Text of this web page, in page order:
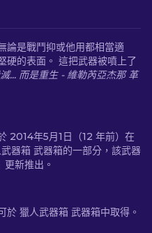
論是戰鬥抑或他用都相當適
硬的表面。 這把武器被噴上了
... 而是重生 - 維勒芮亞杰那 革
年5月1日（12 年前）在
器箱 武器箱的一部分，該武器
新推出。
獵人武器箱 武器箱中取得。